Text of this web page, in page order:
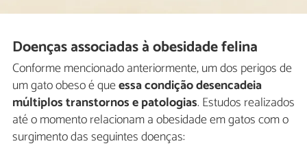
Doenças associadas à obesidade felina
Conforme mencionado anteriormente, um dos perigos de
um gato obeso é queessa condição desencadeia
múltiplos transtornos e patologias. Estudos realizados
até o momento relacionam a obesidade em gatos com o
surgimento das seguintes doenças: